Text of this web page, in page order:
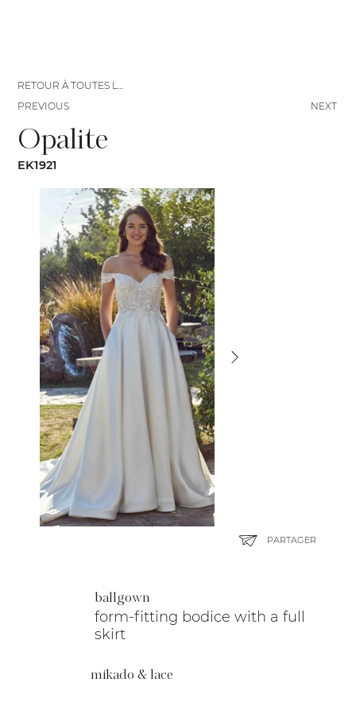
ballgown
form-fitting bodice with a full
skirt
mikado & lace
Opalite
EK1921
PARTAGER
NEXT
RETOUR À TOUTES LES ROBES
PREVIOUS